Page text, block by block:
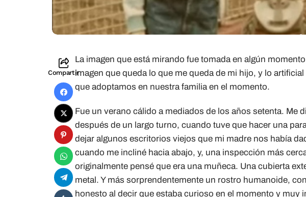
Compartir
La imagen que está mirando fue tomada en algún
imagen que queda lo que me queda de mi hijo, y lo
que adoptamos en nuestra familia en el momento.
Fue un verano cálido a mediados de los años setenta. Me
después de un largo turno, cuando tuve que hacer una
dejar algunos escritorios viejos que mi madre nos había
cuando me incliné hacia abajo, y, una inspección más
originalmente pensé que era una muñeca. Una cubierta
metal. Y más sorprendentemente un rostro humanoide,
honesto al decir que estaba curioso en el momento y muy